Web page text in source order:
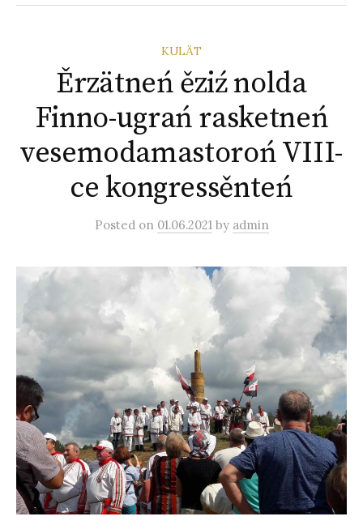
KULÄT
Ěrzätneń ěziź nolda
Finno-ugrań rasketneń
vesemodamastoroń VIII-
ce kongressěnteń
Posted on 01.06.2021 by admin